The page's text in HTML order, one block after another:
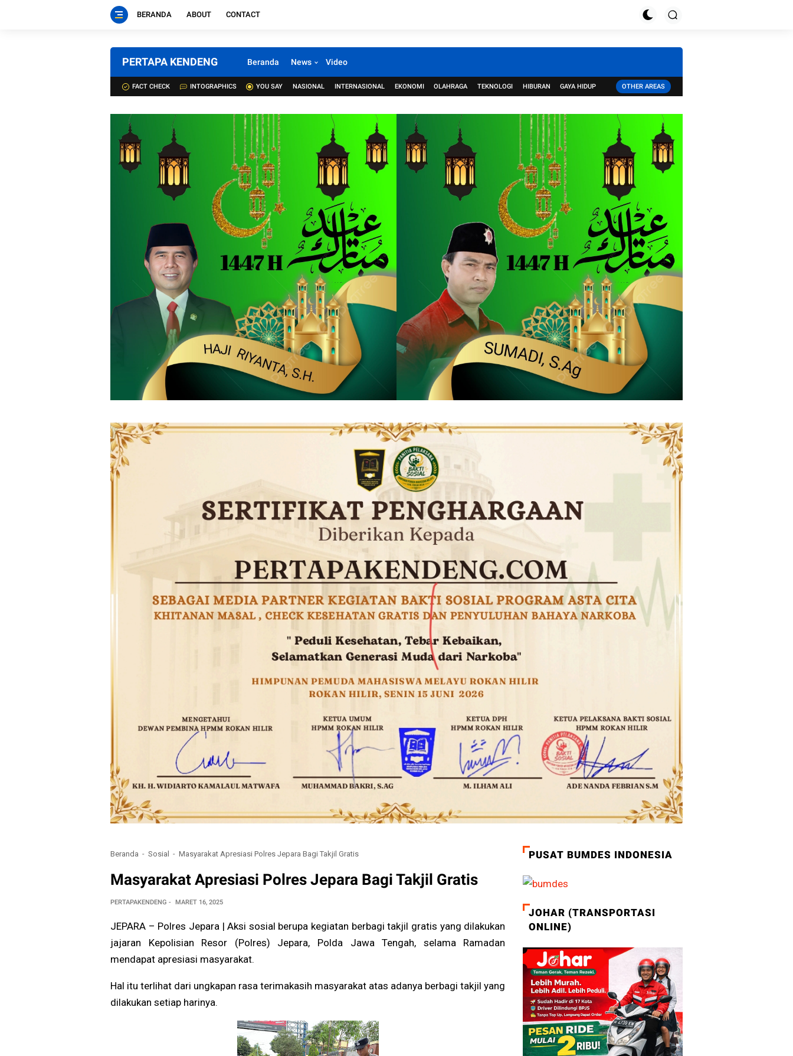
BERANDA ABOUT CONTACT
PERTAPA KENDENG Beranda News Video
FACT CHECK INTOGRAPHICS YOU SAY NASIONAL INTERNASIONAL EKONOMI OLAHRAGA TEKNOLOGI HIBURAN GAYA HIDUP OTHER AREAS
Beranda Sosial Masyarakat Apresiasi Polres Jepara Bagi Takjil Gratis
Masyarakat Apresiasi Polres Jepara Bagi Takjil Gratis
PERTAPAKENDENG MARET 16, 2025
JEPARA – Polres Jepara | Aksi sosial berupa kegiatan berbagi takjil gratis yang dilakukan
jajaran Kepolisian Resor (Polres) Jepara, Polda Jawa Tengah, selama Ramadan
mendapat apresiasi masyarakat.
Hal itu terlihat dari ungkapan rasa terimakasih masyarakat atas adanya berbagi takjil yang
dilakukan setiap harinya.
PUSAT BUMDES INDONESIA
JOHAR (TRANSPORTASI
ONLINE)